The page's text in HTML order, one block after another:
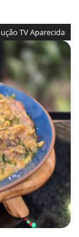
TV Aparecida